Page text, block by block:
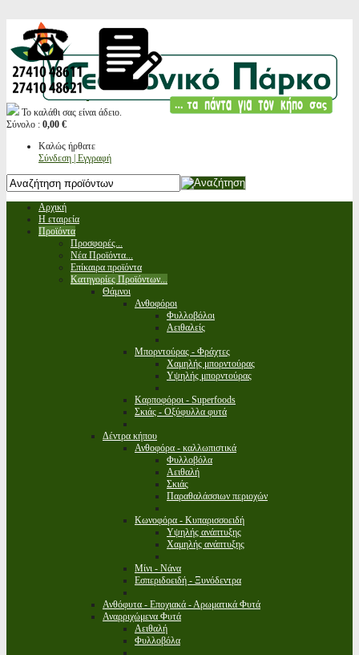
Το καλάθι σας είναι άδειο.
Σύνολο : 0,00 €
Καλώς ήρθατε
Σύνδεση | Εγγραφή
Αρχική
Η εταιρεία
Προϊόντα
Προσφορές...
Νέα Προϊόντα...
Επίκαιρα προϊόντα
Κατηγορίες Προϊόντων...
Θάμνοι
Ανθοφόροι
Φυλλοβόλοι
Αειθαλείς
Μπορντούρας - Φράχτες
Χαμηλής μπορντούρας
Υψηλής μπορντούρας
Καρποφόροι - Superfoods
Σκιάς - Οξύφυλλα φυτά
Δέντρα κήπου
Ανθοφόρα - καλλωπιστικά
Φυλλοβόλα
Αειθαλή
Σκιάς
Παραθαλάσσιων περιοχών
Κωνοφόρα - Κυπαρισσοειδή
Υψηλής ανάπτυξης
Χαμηλής ανάπτυξης
Μίνι - Νάνα
Εσπεριδοειδή - Ξυνόδεντρα
Ανθόφυτα - Εποχιακά - Αρωματικά Φυτά
Αναρριχώμενα Φυτά
Αειθαλή
Φυλλοβόλα